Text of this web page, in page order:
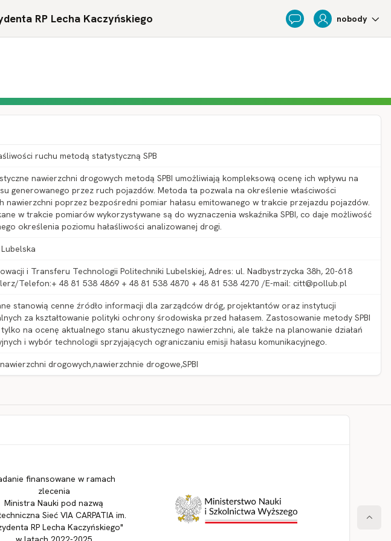
RP Lecha Kaczyńskiego Feedback nobody
ruchu metodą statystyczną SPB
nawierzchni drogowych metodą SPBI umożliwiają kompleksową ocenę ich wpływu na
generowanego przez ruch pojazdów. Metoda ta pozwala na określenie właściwości
nawierzchni poprzez bezpośredni pomiar hałasu emitowanego w trakcie przejazdu pojazdów.
w trakcie pomiarów wykorzystywane są do wyznaczenia wskaźnika SPBI, co daje możliwość
określenia poziomu hałaśliwości analizowanej drogi.
i Transferu Technologii Politechniki Lubelskiej, Adres: ul. Nadbystrzycka 38h, 20-618
Telefon:+ 48 81 538 4869 + 48 81 538 4870 + 48 81 538 4270 /E-mail: citt@pollub.pl
stanowią cenne źródło informacji dla zarządców dróg, projektantów oraz instytucji
za kształtowanie polityki ochrony środowiska przed hałasem. Zastosowanie metody SPBI
na ocenę aktualnego stanu akustycznego nawierzchni, ale także na planowanie działań
i wybór technologii sprzyjających ograniczaniu emisji hałasu komunikacyjnego.
drogowych,nawierzchnie drogowe,SPBI
finansowane w ramach
zlecenia
Ministra Nauki pod nazwą
Sieć VIA CARPATIA im.
RP Lecha Kaczyńskiego"